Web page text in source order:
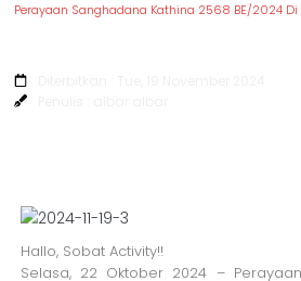
Perayaan Sanghadana Kathina 2568 BE/2024 Di
Hallo, Sobat Activity!!
Selasa, 22 Oktober 2024 –